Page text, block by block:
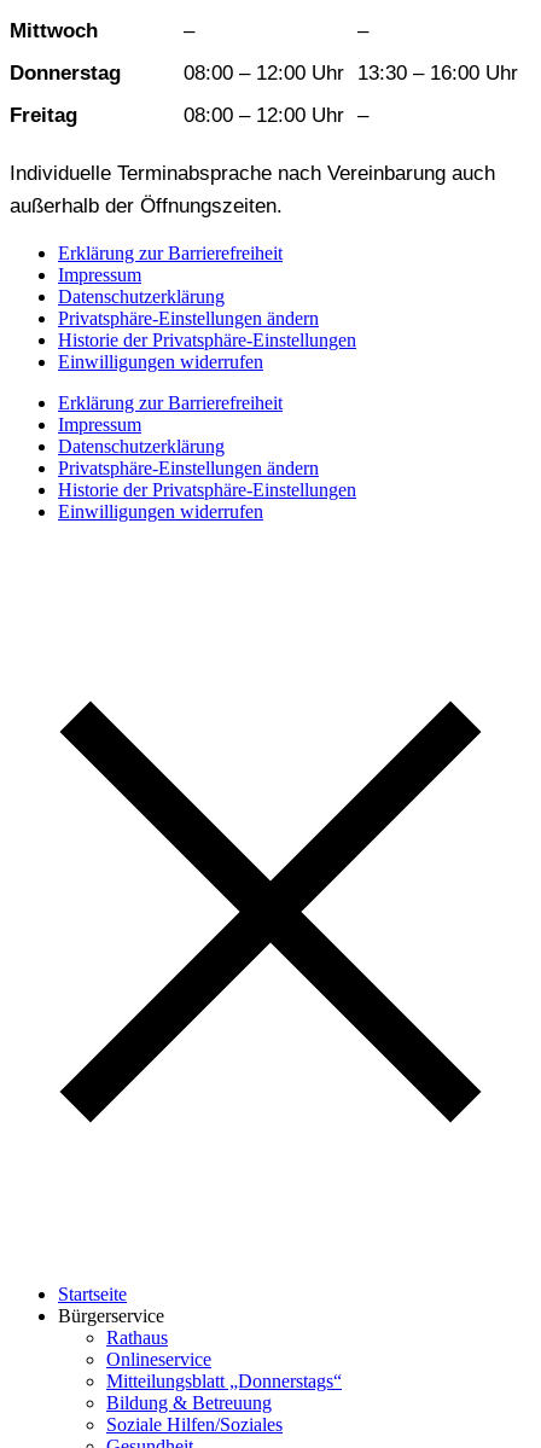
Mittwoch –
–
Donnerstag
08:00 – 12:00 Uhr
13:30 – 16:00 Uhr
Freitag
08:00 – 12:00 Uhr –
Individuelle Terminabsprache nach Vereinbarung auch
außerhalb der Öffnungszeiten.
Erklärung zur Barrierefreiheit
Impressum
Datenschutzerklärung
Privatsphäre-Einstellungen ändern
Historie der Privatsphäre-Einstellungen
Einwilligungen widerrufen
Erklärung zur Barrierefreiheit
Impressum
Datenschutzerklärung
Privatsphäre-Einstellungen ändern
Historie der Privatsphäre-Einstellungen
Einwilligungen widerrufen
Startseite
Bürgerservice
Rathaus
Onlineservice
Mitteilungsblatt „Donnerstags“
Bildung & Betreuung
Soziale Hilfen/Soziales